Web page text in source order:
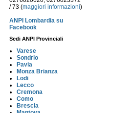
/ 73 (maggiori informazioni)
ANPI Lombardia su
Facebook
Sedi ANPI Provinciali
Varese
Sondrio
Pavia
Monza Brianza
Lodi
Lecco
Cremona
Como
Brescia